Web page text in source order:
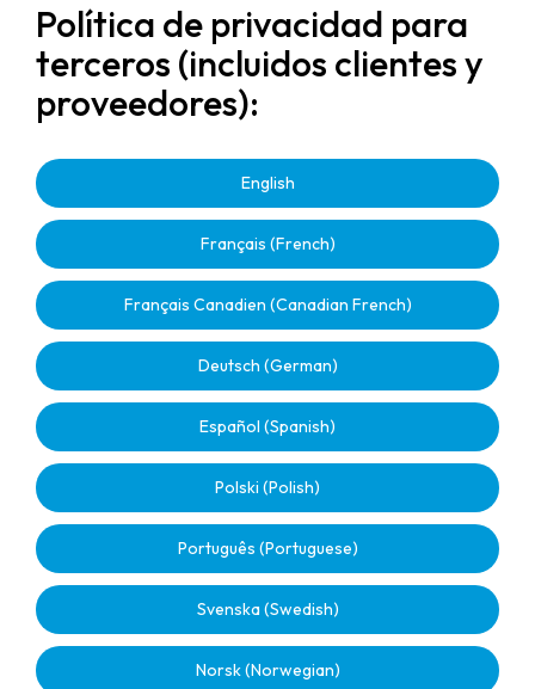
Política de privacidad para
terceros (incluidos clientes y
proveedores):
English
Français (French)
Français Canadien (Canadian French)
Deutsch (German)
Español (Spanish)
Polski (Polish)
Português (Portuguese)
Svenska (Swedish)
Norsk (Norwegian)